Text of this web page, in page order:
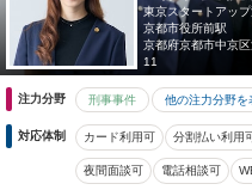
東京スタートアッ
京都市役所前駅
京都府京都市中京
11
注力分野 刑事事件 他の注力分野を
対応体制 カード利用可 分割払い利用
夜間面談可 電話相談可